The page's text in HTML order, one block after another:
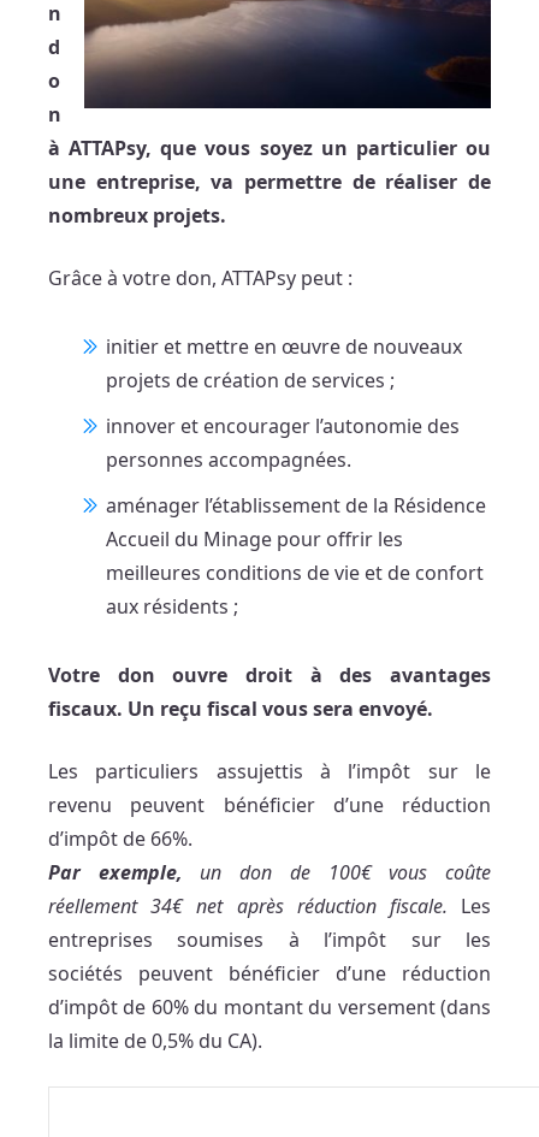
n
d
o
n
à ATTAPsy, que vous soyez un particulier ou
une entreprise, va permettre de réaliser de
nombreux projets.
Grâce à votre don, ATTAPsy peut :
initier et mettre en œuvre de nouveaux
projets de création de services ;
innover et encourager l’autonomie des
personnes accompagnées.
aménager l’établissement de la Résidence
Accueil du Minage pour offrir les
meilleures conditions de vie et de confort
aux résidents ;
Votre don ouvre droit à des avantages
fiscaux. Un reçu fiscal vous sera envoyé.
Les particuliers assujettis à l’impôt sur le
revenu peuvent bénéficier d’une réduction
d’impôt de 66%.
Par exemple, un don de 100€ vous coûte
réellement 34€ net après réduction fiscale. Les
entreprises soumises à l’impôt sur les
sociétés peuvent bénéficier d’une réduction
d’impôt de 60% du montant du versement (dans
la limite de 0,5% du CA).